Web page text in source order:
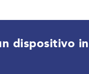
dispositivo